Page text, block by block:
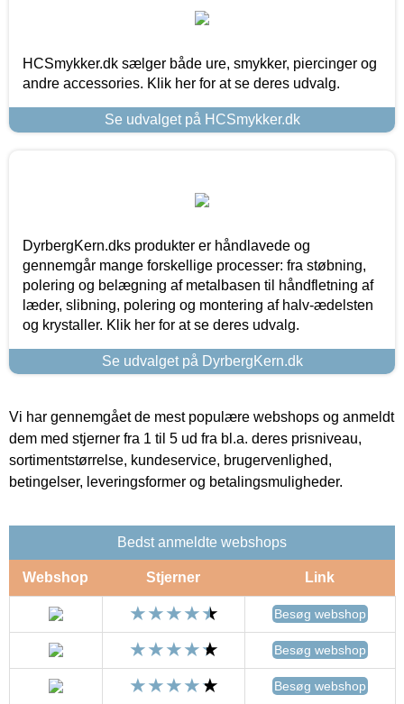
HCSmykker.dk sælger både ure, smykker, piercinger og
andre accessories. Klik her for at se deres udvalg.
Se udvalget på HCSmykker.dk
DyrbergKern.dks produkter er håndlavede og
gennemgår mange forskellige processer: fra støbning,
polering og belægning af metalbasen til håndfletning af
læder, slibning, polering og montering af halv-ædelsten
og krystaller. Klik her for at se deres udvalg.
Se udvalget på DyrbergKern.dk
Vi har gennemgået de mest populære webshops og anmeldt
dem med stjerner fra 1 til 5 ud fra bl.a. deres prisniveau,
sortimentstørrelse, kundeservice, brugervenlighed,
betingelser, leveringsformer og betalingsmuligheder.
Bedst anmeldte webshops
Webshop Stjerner Link
Besøg webshop
Besøg webshop
Besøg webshop